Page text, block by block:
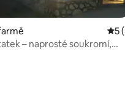
5
– naprosté soukromí,